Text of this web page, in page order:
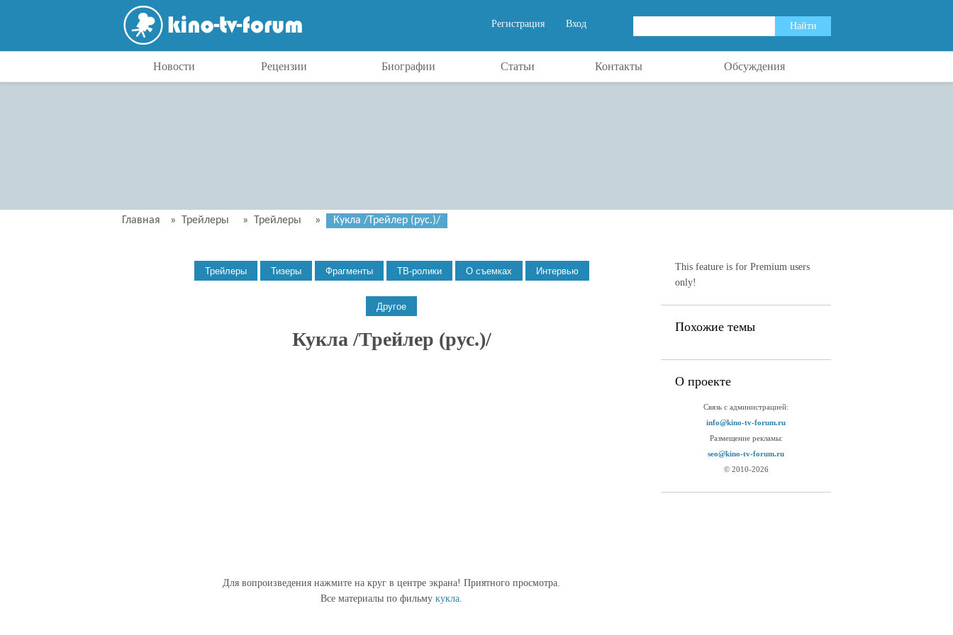
Вход
Регистрация
Новости Рецензии Биографии Статьи Контакты Обсуждения
Главная » Трейлеры » Трейлеры » Кукла /Трейлер (рус.)/
Кукла /Трейлер (рус.)/
Для вопроизведения нажмите на круг в центре экрана! Приятного просмотра.
Все материалы по фильму кукла.
This feature is for Premium users
only!
Похожие темы
О проекте
Связь с администрацией:
info@kino-tv-forum.ru
Размещение рекламы:
seo@kino-tv-forum.ru
© 2010-2026